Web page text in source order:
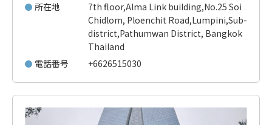
所在地
7th floor,Alma Link building,No.25 Soi
Chidlom, Ploenchit Road,Lumpini,Sub-
district,Pathumwan District, Bangkok
Thailand
電話番号
+6626515030